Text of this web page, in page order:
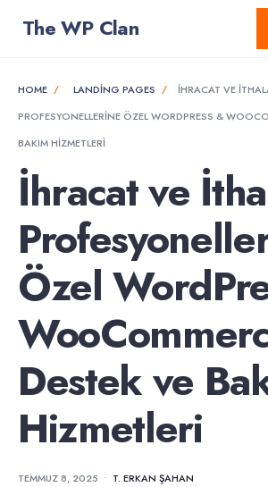
The WP Clan
HOME LANDING PAGES
İHRACAT VE
PROFESYONELLERINE ÖZEL WORDPRESS &
BAKIM HIZMETLERI
İhracat ve
Özel
Destek ve
Hizmetleri
TEMMUZ 8, 2025 • T. ERKAN ŞAHAN